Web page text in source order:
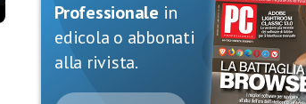
Professionale in
edicola o abbonati
alla rivista.